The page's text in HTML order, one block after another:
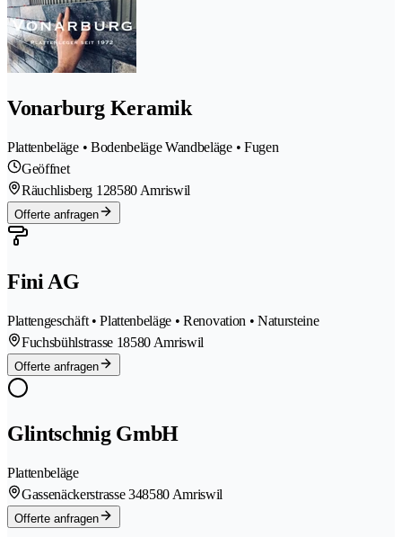
Vonarburg Keramik
Plattenbeläge • Bodenbeläge Wandbeläge • Fugen
Geöffnet
Räuchlisberg 128580 Amriswil
Offerte anfragen
Fini AG
Plattengeschäft • Plattenbeläge • Renovation • Natursteine
Fuchsbühlstrasse 18580 Amriswil
Offerte anfragen
Glintschnig GmbH
Plattenbeläge
Gassenäckerstrasse 348580 Amriswil
Offerte anfragen